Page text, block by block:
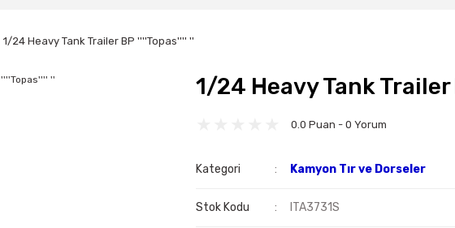
1/24 Heavy Tank Trailer BP ''''Topas'''' ''
1/24 Heavy Tank Trailer
0.0 Puan - 0 Yorum
Kategori Kamyon Tır ve Dorseler
Stok Kodu ITA3731S